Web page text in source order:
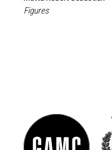
Figures